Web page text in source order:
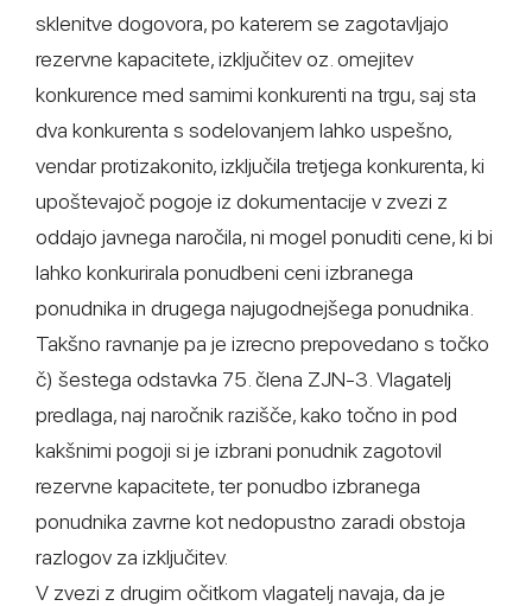
sklenitve dogovora, po katerem se zagotavljajo
rezervne kapacitete, izključitev oz. omejitev
konkurence med samimi konkurenti na trgu, saj sta
dva konkurenta s sodelovanjem lahko uspešno,
vendar protizakonito, izključila tretjega konkurenta, ki
upoštevajoč pogoje iz dokumentacije v zvezi z
oddajo javnega naročila, ni mogel ponuditi cene, ki bi
lahko konkurirala ponudbeni ceni izbranega
ponudnika in drugega najugodnejšega ponudnika.
Takšno ravnanje pa je izrecno prepovedano s točko
č) šestega odstavka 75. člena ZJN-3. Vlagatelj
predlaga, naj naročnik razišče, kako točno in pod
kakšnimi pogoji si je izbrani ponudnik zagotovil
rezervne kapacitete, ter ponudbo izbranega
ponudnika zavrne kot nedopustno zaradi obstoja
razlogov za izključitev.
V zvezi z drugim očitkom vlagatelj navaja, da je